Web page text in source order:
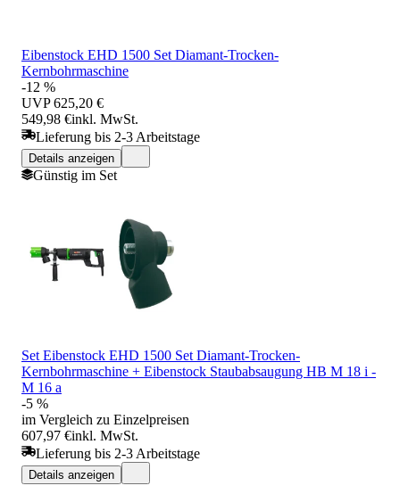
Eibenstock EHD 1500 Set Diamant-Trocken-
Kernbohrmaschine
-12 %
UVP 625,20 €
549,98 €inkl. MwSt.
Lieferung bis 2-3 Arbeitstage
Details anzeigen
Günstig im Set
Set Eibenstock EHD 1500 Set Diamant-Trocken-
Kernbohrmaschine + Eibenstock Staubabsaugung HB M 18 i -
M 16 a
-5 %
im Vergleich zu Einzelpreisen
607,97 €inkl. MwSt.
Lieferung bis 2-3 Arbeitstage
Details anzeigen